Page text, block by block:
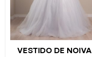
VESTIDO DE NOIVA